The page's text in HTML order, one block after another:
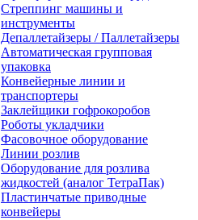
Стреппинг машины и
инструменты
Депаллетайзеры / Паллетайзеры
Автоматическая групповая
упаковка
Конвейерные линии и
транспортеры
Заклейщики гофрокоробов
Роботы укладчики
Фасовочное оборудование
Линии розлив
Оборудование для розлива
жидкостей (аналог ТетраПак)
Пластинчатые приводные
конвейеры